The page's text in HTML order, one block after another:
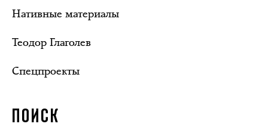
Нативные материалы
Теодор Глаголев
Спецпроекты
ПОИСК